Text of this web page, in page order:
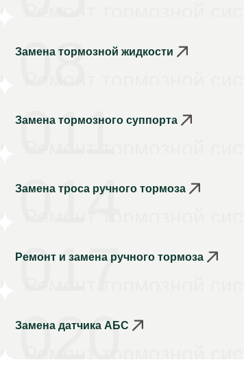
08
Замена тормозной жидкости
011
Замена тормозного суппорта
014
Замена троса ручного тормоза
017
Ремонт и замена ручного тормоза
020
Ремонт тормозной
Замена датчика АБС